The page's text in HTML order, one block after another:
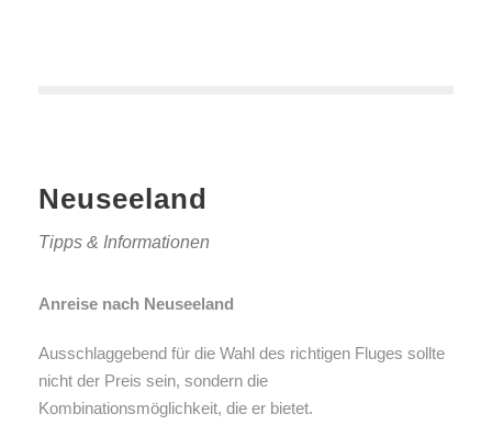
Neuseeland
Tipps & Informationen
Anreise nach Neuseeland
Ausschlaggebend für die Wahl des richtigen Fluges sollte
nicht der Preis sein, sondern die
Kombinationsmöglichkeit, die er bietet.